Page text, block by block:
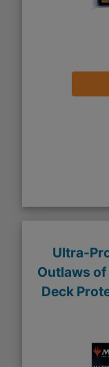
Ultra-
Outlaws
Deck